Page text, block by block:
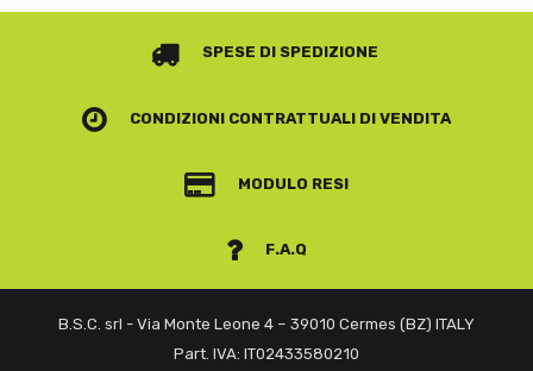
SPESE DI SPEDIZIONE
CONDIZIONI CONTRATTUALIDI VENDITA
MODULO RESI
F.A.Q
B.S.C. srl - Via Monte Leone 4 – 39010 Cermes (BZ) ITALY
Part. IVA: IT02433580210